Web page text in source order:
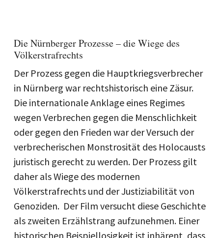
Die Nürnberger Prozesse – die Wiege des
Völkerstrafrechts
Der Prozess gegen die Hauptkriegsverbrecher
in Nürnberg war rechtshistorisch eine Zäsur.
Die internationale Anklage eines Regimes
wegen Verbrechen gegen die Menschlichkeit
oder gegen den Frieden war der Versuch der
verbrecherischen Monstrosität des Holocausts
juristisch gerecht zu werden. Der Prozess gilt
daher als Wiege des modernen
Völkerstrafrechts und der Justiziabilität von
Genoziden. Der Film versucht diese Geschichte
als zweiten Erzählstrang aufzunehmen. Einer
historischen Beispiellosigkeit ist inhärent, dass